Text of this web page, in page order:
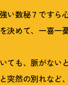
い数秘７ですら
決めて、一喜一
ても、脈がない
突然の別れなど